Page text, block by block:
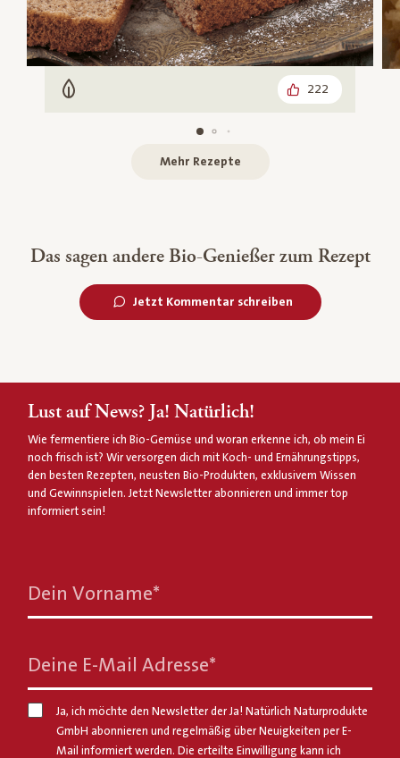
Vegetarisch 222
Mehr Rezepte
Das sagen andere Bio-Genießer zum Rezept
Jetzt Kommentar schreiben
Lust auf News? Ja! Natürlich!
Wie fermentiere ich Bio-Gemüse und woran erkenne ich, ob mein Ei
noch frisch ist? Wir versorgen dich mit Koch- und Ernährungstipps,
den besten Rezepten, neusten Bio-Produkten, exklusivem Wissen
und Gewinnspielen. Jetzt Newsletter abonnieren und immer top
informiert sein!
Dein Vorname*
Deine E-Mail Adresse*
Ja, ich möchte den Newsletter der Ja! Natürlich Naturprodukte
GmbH abonnieren und regelmäßig über Neuigkeiten per E-
Mail informiert werden. Die erteilte Einwilligung kann ich